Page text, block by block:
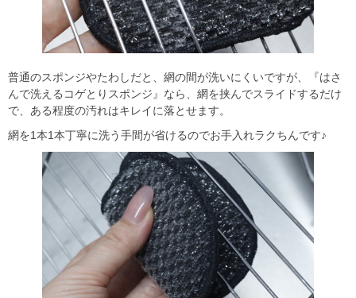
普通のスポンジやたわしだと、網の間が洗いにくいですが、『はさ
んで洗えるコゲとりスポンジ』なら、網を挟んでスライドするだけ
で、ある程度の汚れはキレイに落とせます。
網を1本1本丁寧に洗う手間が省けるのでお手入れラクちんです♪